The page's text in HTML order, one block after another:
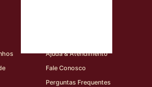
Ajuda & Atendimento
Fale Conosco
Perguntas Frequentes